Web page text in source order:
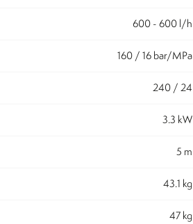
600 - 600 l/h
160 / 16 bar/MPa
240 / 24
3.3 kW
5 m
43.1 kg
47 kg